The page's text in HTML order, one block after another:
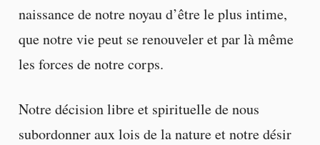
naissance de notre noyau d’être le plus intime,
que notre vie peut se renouveler et par là même
les forces de notre corps.
Notre décision libre et spirituelle de nous
subordonner aux lois de la nature et notre désir